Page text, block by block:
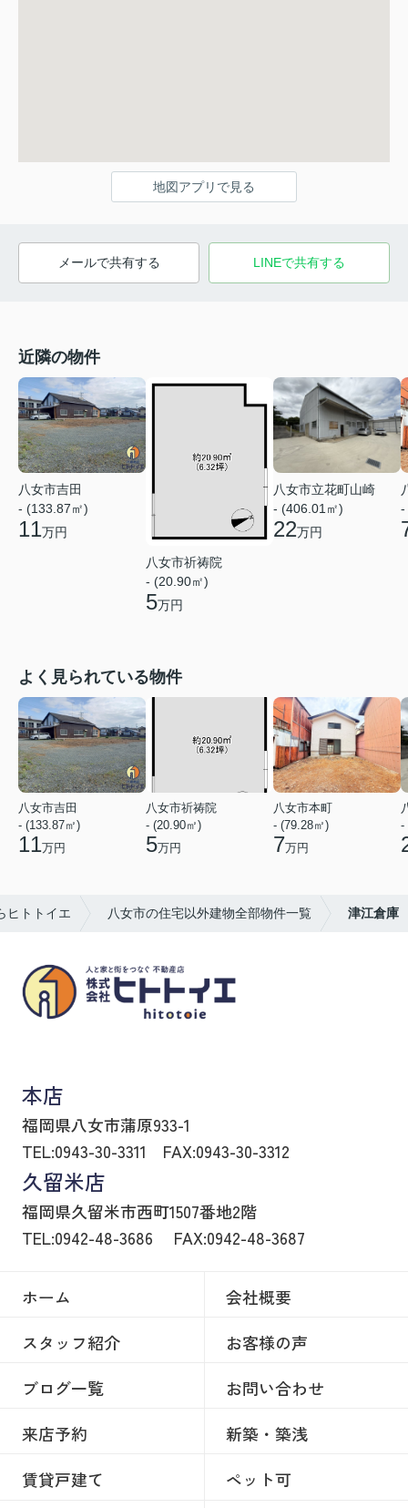
地図アプリで見る
メールで共有する LINEで共有する
近隣の物件
八女市吉田
- (133.87㎡)
11万円
八女市祈祷院
- (20.90㎡)
5万円
八女市立花町山崎
- (406.01㎡)
22万円
-
よく見られている物件
八女市吉田
- (133.87㎡)
11万円
八女市祈祷院
- (20.90㎡)
5万円
八女市本町
- (79.28㎡)
7万円
-
ヒトトイエ 八女市の住宅以外建物全部物件一覧 津江倉庫
本店
福岡県八女市蒲原933-1
TEL:0943-30-3311
FAX:0943-30-3312
久留米店
福岡県久留米市西町1507番地2階
TEL:0942-48-3686
FAX:0942-48-3687
ホーム
会社概要
スタッフ紹介
お客様の声
ブログ一覧
お問い合わせ
来店予約
新築・築浅
賃貸戸建て
ペット可